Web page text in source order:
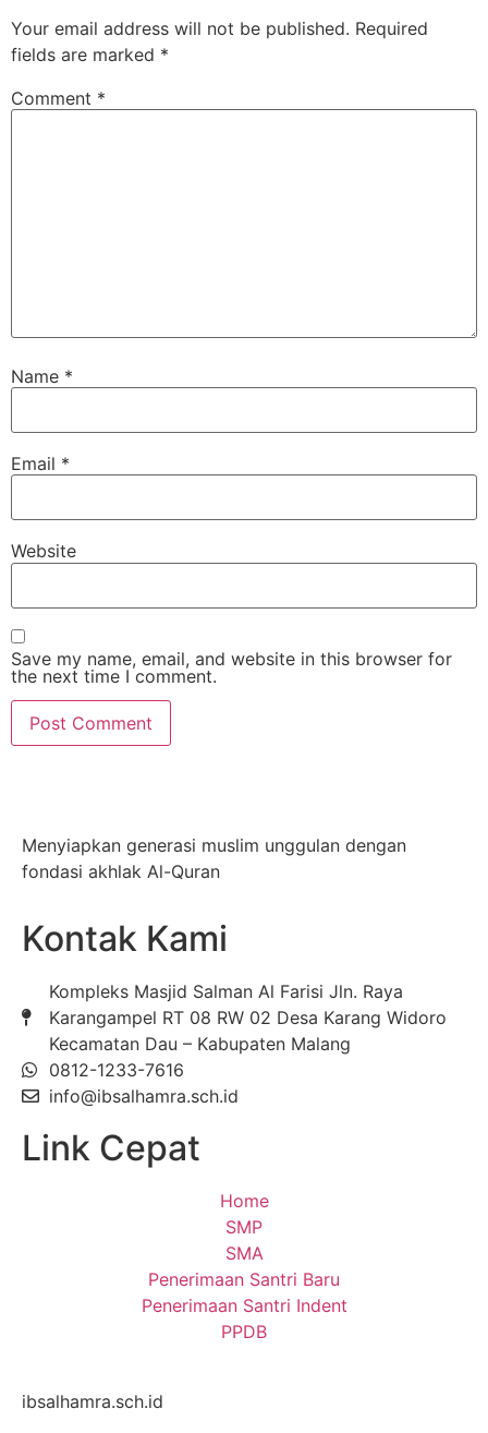
Your email address will not be published. Required
fields are marked *
Comment *
Name *
Email *
Website
Save my name, email, and website in this browser for
the next time I comment.
Menyiapkan generasi muslim unggulan dengan
fondasi akhlak Al-Quran
Kontak Kami
Kompleks Masjid Salman Al Farisi Jln. Raya
Karangampel RT 08 RW 02 Desa Karang Widoro
Kecamatan Dau – Kabupaten Malang
0812-1233-7616
info@ibsalhamra.sch.id
Link Cepat
Home
SMP
SMA
Penerimaan Santri Baru
Penerimaan Santri Indent
PPDB
ibsalhamra.sch.id